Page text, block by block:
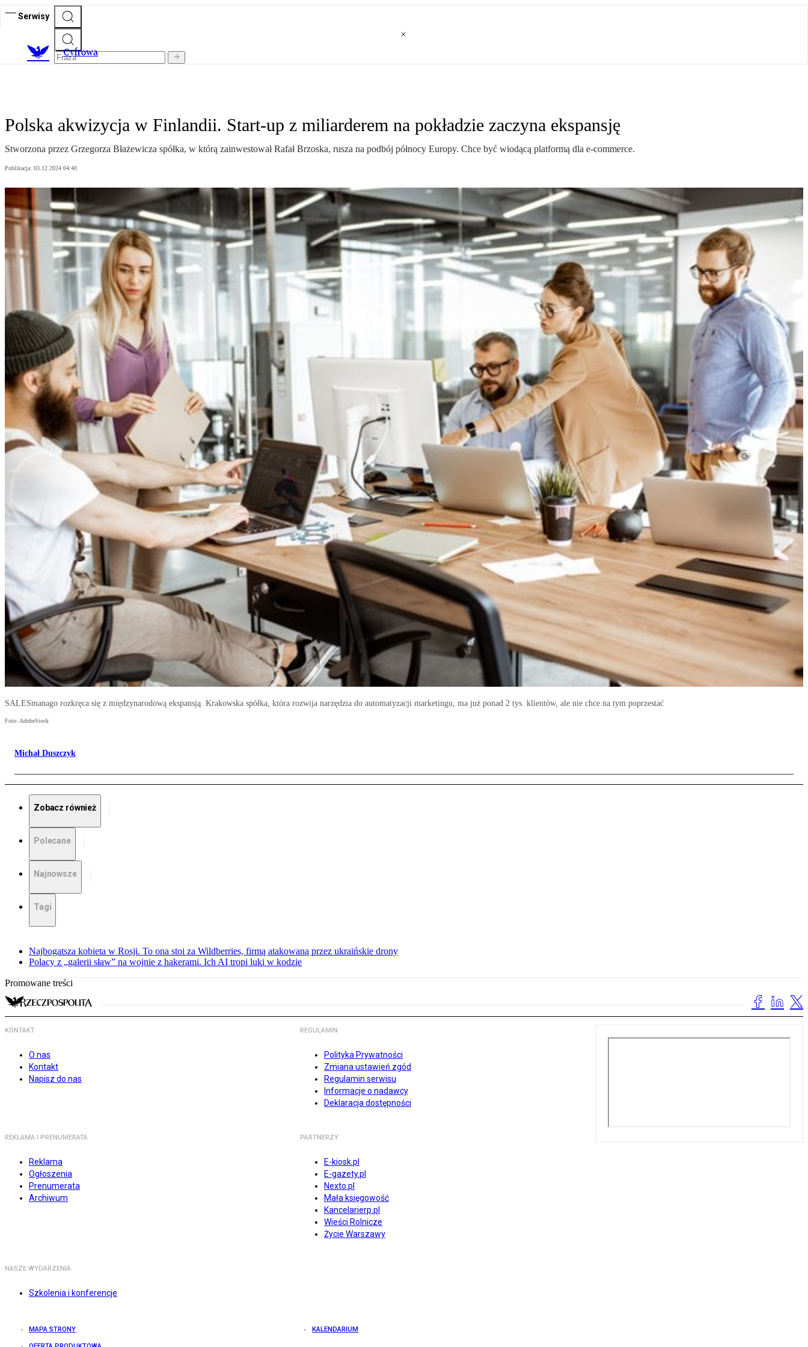
Serwisy
Cyfrowa
Polska akwizycja w Finlandii. Start-up z miliarderem na pokładzie zaczyna ekspansję
Stworzona przez Grzegorza Błażewicza spółka, w którą zainwestował Rafał Brzoska, rusza na podbój północy Europy. Chce być wiodącą platformą dla e-commerce.
Publikacja: 03.12.2024 04:40
SALESmanago rozkręca się z międzynarodową ekspansją. Krakowska spółka, która rozwija narzędzia do automatyzacji marketingu, ma już ponad 2 tys. klientów, ale nie chce na tym poprzestać
Foto: AdobeStock
Michał Duszczyk
Zobacz również
Polecane
Najnowsze
Tagi
Najbogatsza kobieta w Rosji. To ona stoi za Wildberries, firmą atakowaną przez ukraińskie drony
Polacy z „galerii sław” na wojnie z hakerami. Ich AI tropi luki w kodzie
Promowane treści
KONTAKT
O nas
Kontakt
Napisz do nas
REGULAMIN
Polityka Prywatności
Zmiana ustawień zgód
Regulamin serwisu
Informacje o nadawcy
Deklaracja dostępności
REKLAMA I PRENUMERATA
Reklama
Ogłoszenia
Prenumerata
Archiwum
PARTNERZY
E-kiosk.pl
E-gazety.pl
Nexto.pl
Mała księgowość
Kancelarierp.pl
Wieści Rolnicze
Życie Warszawy
NASZE WYDARZENIA
Szkolenia i konferencje
MAPA STRONY KALENDARIUM